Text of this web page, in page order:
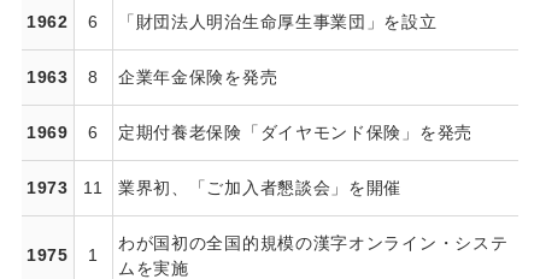
1962 6 「財団法人明治生命厚生事業団」を設立
1963 8 企業年金保険を発売
1969 6 定期付養老保険「ダイヤモンド保険」を発売
1973 11 業界初、「ご加入者懇談会」を開催
1975 1
わが国初の全国的規模の漢字オンライン・システ
ムを実施